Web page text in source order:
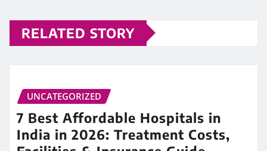
RELATED STORY
UNCATEGORIZED
7 Best Affordable Hospitals in
India in 2026: Treatment Costs,